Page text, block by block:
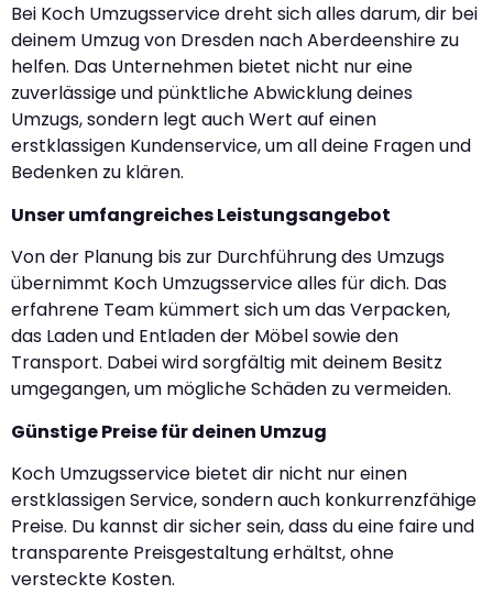
Bei Koch Umzugsservice dreht sich alles darum, dir bei
deinem Umzug von Dresden nach Aberdeenshire zu
helfen. Das Unternehmen bietet nicht nur eine
zuverlässige und pünktliche Abwicklung deines
Umzugs, sondern legt auch Wert auf einen
erstklassigen Kundenservice, um all deine Fragen und
Bedenken zu klären.
Unser umfangreiches Leistungsangebot
Von der Planung bis zur Durchführung des Umzugs
übernimmt Koch Umzugsservice alles für dich. Das
erfahrene Team kümmert sich um das Verpacken,
das Laden und Entladen der Möbel sowie den
Transport. Dabei wird sorgfältig mit deinem Besitz
umgegangen, um mögliche Schäden zu vermeiden.
Günstige Preise für deinen Umzug
Koch Umzugsservice bietet dir nicht nur einen
erstklassigen Service, sondern auch konkurrenzfähige
Preise. Du kannst dir sicher sein, dass du eine faire und
transparente Preisgestaltung erhältst, ohne
versteckte Kosten.